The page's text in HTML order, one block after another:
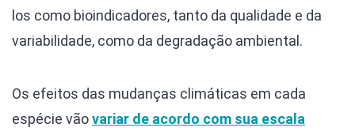
los como bioindicadores, tanto da qualidade e da
variabilidade, como da degradação ambiental.
Os efeitos das mudanças climáticas em cada
espécie vãovariar de acordo com sua escala